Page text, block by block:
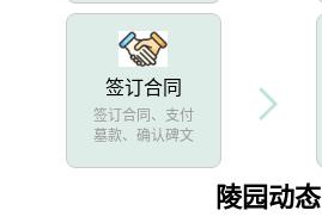
签订合同
签订合同、支付
墓款、确认碑文
陵园动态